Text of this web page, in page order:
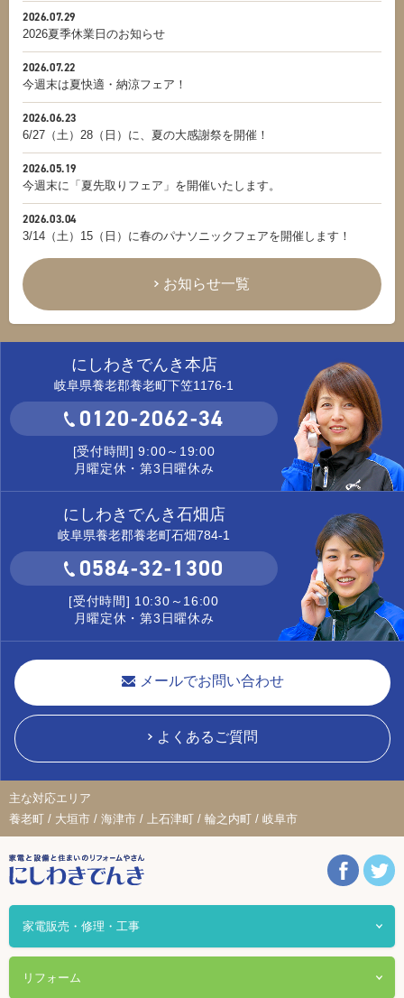
2026.07.29
2026夏季休業日のお知らせ
2026.07.22
今週末は夏快適・納涼フェア！
2026.06.23
6/27（土）28（日）に、夏の大感謝祭を開催！
2026.05.19
今週末に「夏先取りフェア」を開催いたします。
2026.03.04
3/14（土）15（日）に春のパナソニックフェアを開催します！
お知らせ一覧
にしわきでんき本店
岐阜県養老郡養老町下笠1176-1
0120-2062-34
[受付時間] 9:00～19:00
月曜定休・第3日曜休み
にしわきでんき石畑店
岐阜県養老郡養老町石畑784-1
0584-32-1300
[受付時間] 10:30～16:00
月曜定休・第3日曜休み
メールでお問い合わせ
よくあるご質問
主な対応エリア
養老町 / 大垣市 / 海津市 / 上石津町 / 輪之内町 / 岐阜市
家電販売・修理・工事
リフォーム